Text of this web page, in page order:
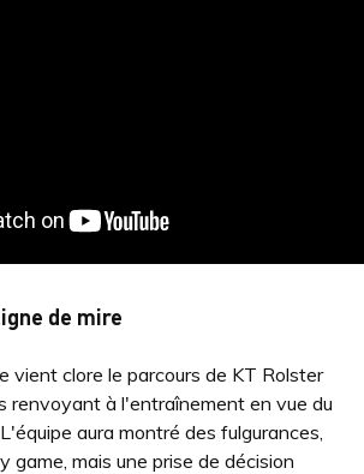
de mire
vient clore le parcours de KT Rolster
renvoyant à l'entraînement en vue du
aura montré des fulgurances,
game, mais une prise de décision